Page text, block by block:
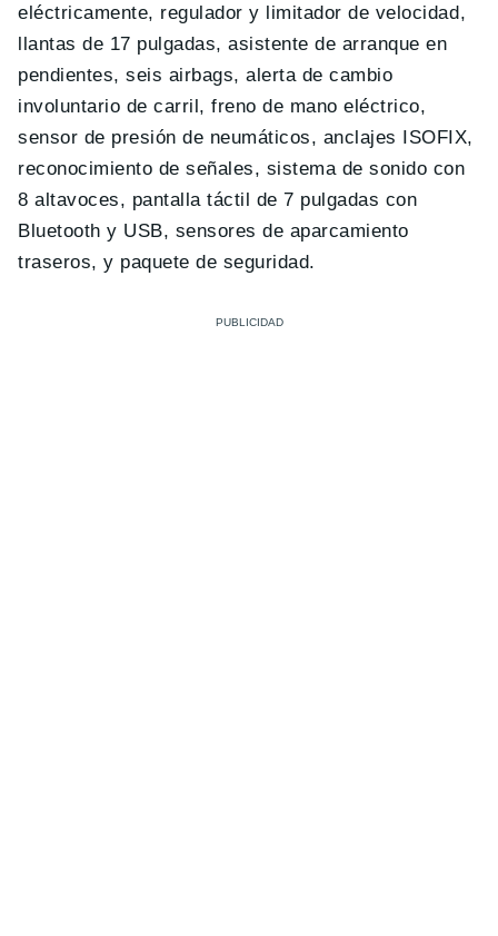
eléctricamente, regulador y limitador de velocidad,
llantas de 17 pulgadas, asistente de arranque en
pendientes, seis airbags, alerta de cambio
involuntario de carril, freno de mano eléctrico,
sensor de presión de neumáticos, anclajes ISOFIX,
reconocimiento de señales, sistema de sonido con
8 altavoces, pantalla táctil de 7 pulgadas con
Bluetooth y USB, sensores de aparcamiento
traseros, y paquete de seguridad.